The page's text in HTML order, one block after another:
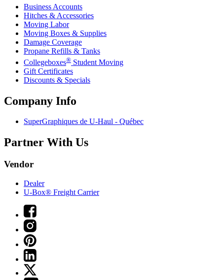
Business Accounts
Hitches & Accessories
Moving Labor
Moving Boxes & Supplies
Damage Coverage
Propane Refills & Tanks
Collegeboxes® Student Moving
Gift Certificates
Discounts & Specials
Company Info
SuperGraphiques de U-Haul - Québec
Partner With Us
Vendor
Dealer
U-Box® Freight Carrier